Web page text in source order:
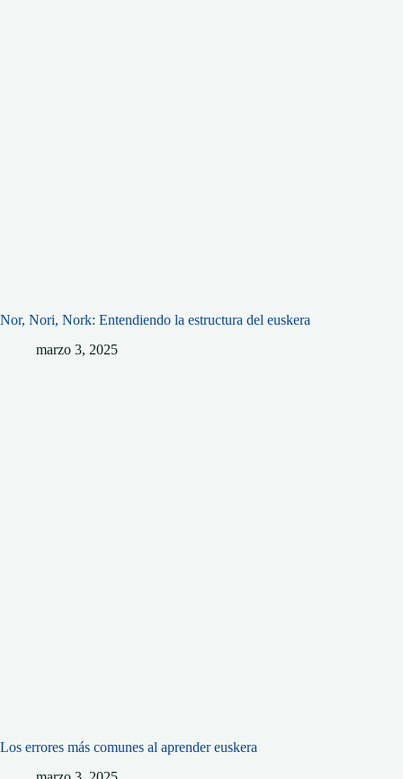
Nor, Nori, Nork: Entendiendo la estructura del euskera
marzo 3, 2025
Los errores más comunes al aprender euskera